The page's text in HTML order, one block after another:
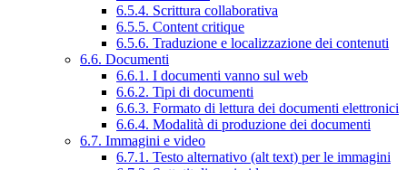
6.5.4. Scrittura collaborativa
6.5.5. Content critique
6.5.6. Traduzione e localizzazione dei contenuti
6.6. Documenti
6.6.1. I documenti vanno sul web
6.6.2. Tipi di documenti
6.6.3. Formato di lettura dei documenti elettronici
6.6.4. Modalità di produzione dei documenti
6.7. Immagini e video
6.7.1. Testo alternativo (alt text) per le immagini